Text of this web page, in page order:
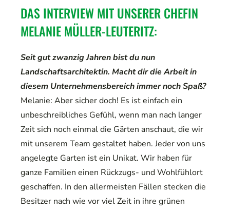
DAS INTERVIEW MIT UNSERER CHEFIN
MELANIE MÜLLER-LEUTERITZ:
Seit gut zwanzig Jahren bist du nun
Landschaftsarchitektin. Macht dir die Arbeit in
diesem Unternehmensbereich immer noch Spaß?
Melanie: Aber sicher doch! Es ist einfach ein
unbeschreibliches Gefühl, wenn man nach langer
Zeit sich noch einmal die Gärten anschaut, die wir
mit unserem Team gestaltet haben. Jeder von uns
angelegte Garten ist ein Unikat. Wir haben für
ganze Familien einen Rückzugs- und Wohlfühlort
geschaffen. In den allermeisten Fällen stecken die
Besitzer nach wie vor viel Zeit in ihre grünen